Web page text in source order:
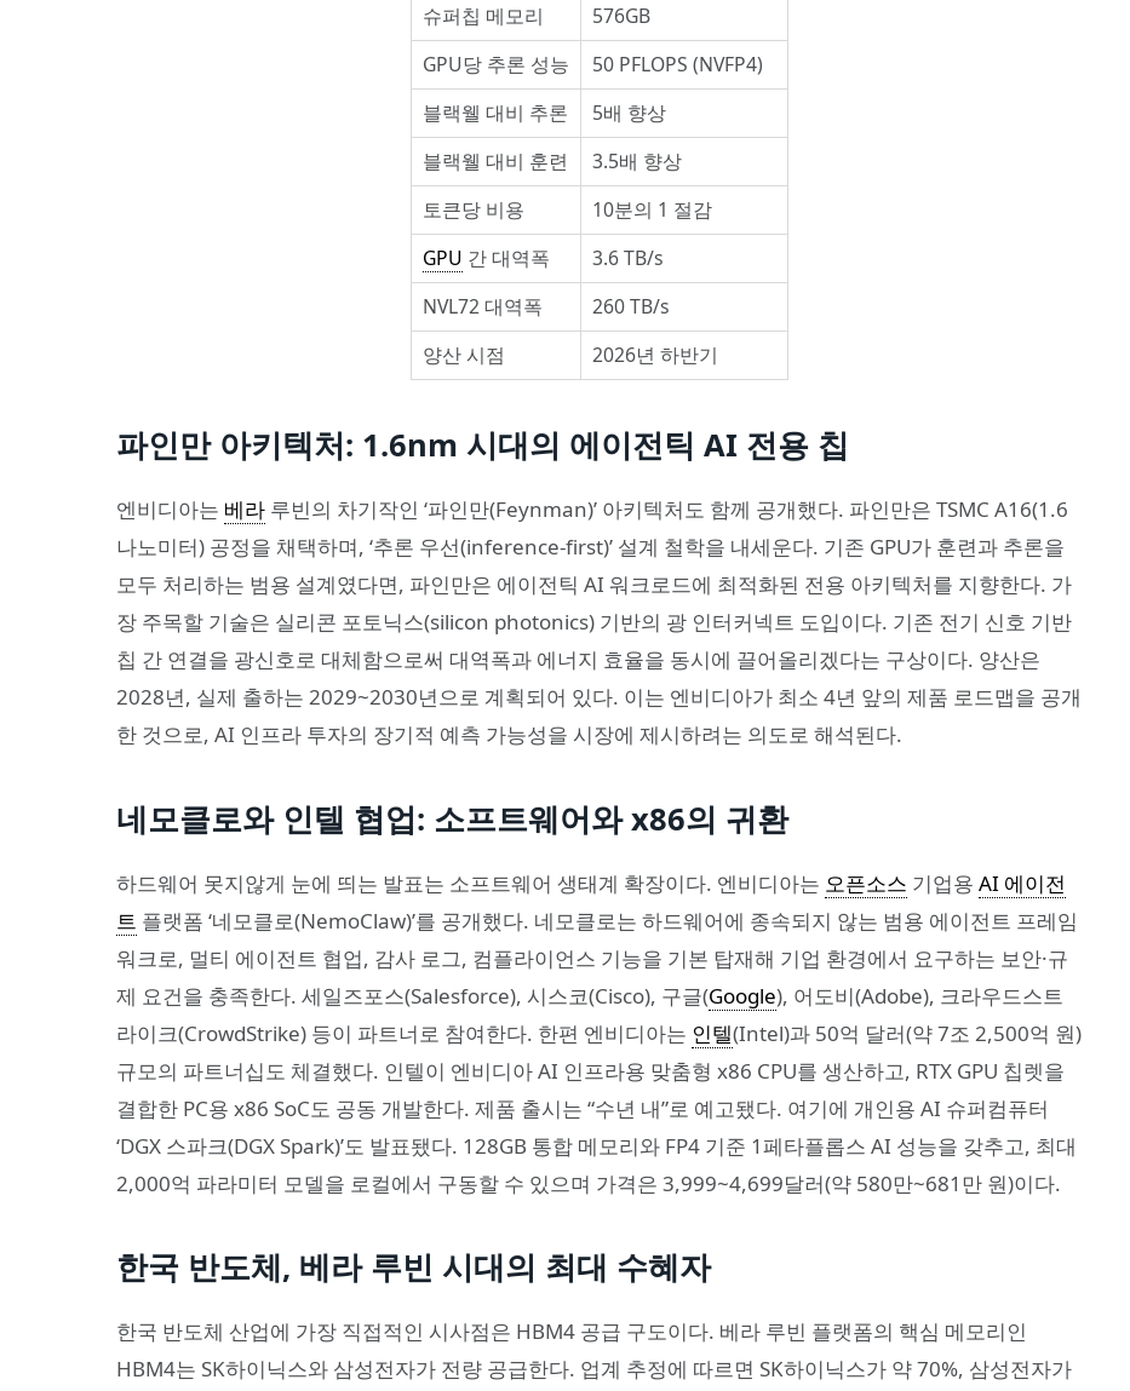
슈퍼칩 메모리
576GB
GPU당 추론 성능
50 PFLOPS (NVFP4)
블랙웰 대비 추론
5배 향상
블랙웰 대비 훈련
3.5배 향상
토큰당 비용
10분의 1 절감
GPU 간 대역폭
3.6 TB/s
NVL72 대역폭
260 TB/s
양산 시점
2026년 하반기
파인만 아키텍처: 1.6nm 시대의 에이전틱 AI 전용 칩
엔비디아는 베라 루빈의 차기작인 ‘파인만(Feynman)’ 아키텍처도 함께 공개했다. 파인만은 TSMC A16(1.6
나노미터) 공정을 채택하며, ‘추론 우선(inference-first)’ 설계 철학을 내세운다. 기존 GPU가 훈련과 추론을
모두 처리하는 범용 설계였다면, 파인만은 에이전틱 AI 워크로드에 최적화된 전용 아키텍처를 지향한다. 가
장 주목할 기술은 실리콘 포토닉스(silicon photonics) 기반의 광 인터커넥트 도입이다. 기존 전기 신호 기반
칩 간 연결을 광신호로 대체함으로써 대역폭과 에너지 효율을 동시에 끌어올리겠다는 구상이다. 양산은
2028년, 실제 출하는 2029~2030년으로 계획되어 있다. 이는 엔비디아가 최소 4년 앞의 제품 로드맵을 공개
한 것으로, AI 인프라 투자의 장기적 예측 가능성을 시장에 제시하려는 의도로 해석된다.
네모클로와 인텔 협업: 소프트웨어와 x86의 귀환
하드웨어 못지않게 눈에 띄는 발표는 소프트웨어 생태계 확장이다. 엔비디아는 오픈소스 기업용AI 에이전
트 플랫폼 ‘네모클로(NemoClaw)’를 공개했다. 네모클로는 하드웨어에 종속되지 않는 범용 에이전트 프레임
워크로, 멀티 에이전트 협업, 감사 로그, 컴플라이언스 기능을 기본 탑재해 기업 환경에서 요구하는 보안·규
제 요건을 충족한다. 세일즈포스(Salesforce), 시스코(Cisco), 구글(Google), 어도비(Adobe), 크라우드스트
라이크(CrowdStrike) 등이 파트너로 참여한다. 한편 엔비디아는 인텔(Intel)과 50억 달러(약 7조 2,500억 원)
규모의 파트너십도 체결했다. 인텔이 엔비디아 AI 인프라용 맞춤형 x86 CPU를 생산하고, RTX GPU 칩렛을
결합한 PC용 x86 SoC도 공동 개발한다. 제품 출시는 “수년 내”로 예고됐다. 여기에 개인용 AI 슈퍼컴퓨터
‘DGX 스파크(DGX Spark)’도 발표됐다. 128GB 통합 메모리와 FP4 기준 1페타플롭스 AI 성능을 갖추고, 최대
2,000억 파라미터 모델을 로컬에서 구동할 수 있으며 가격은 3,999~4,699달러(약 580만~681만 원)이다.
한국 반도체, 베라 루빈 시대의 최대 수혜자
한국 반도체 산업에 가장 직접적인 시사점은 HBM4 공급 구도이다. 베라 루빈 플랫폼의 핵심 메모리인
HBM4는 SK하이닉스와 삼성전자가 전량 공급한다. 업계 추정에 따르면 SK하이닉스가 약 70%, 삼성전자가